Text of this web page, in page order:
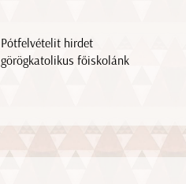
Pótfelvételit hirdet
görögkatolikus főiskolánk